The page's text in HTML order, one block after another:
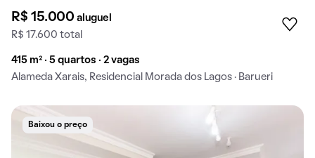
R$ 15.000aluguel
R$ 17.600 total
415 m² · 5 quartos · 2 vagas
Alameda Xarais, Residencial Morada dos Lagos · Barueri
Baixou o preço